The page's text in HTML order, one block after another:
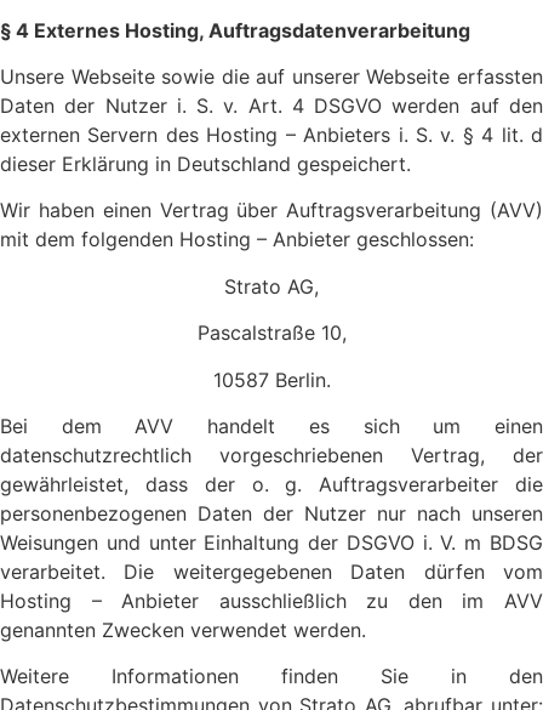
§ 4 Externes Hosting, Auftragsdatenverarbeitung
Unsere Webseite sowie die auf unserer Webseite erfassten
Daten der Nutzer i. S. v. Art. 4 DSGVO werden auf den
externen Servern des Hosting – Anbieters i. S. v. § 4 lit. d
dieser Erklärung in Deutschland gespeichert.
Wir haben einen Vertrag über Auftragsverarbeitung (AVV)
mit dem folgenden Hosting – Anbieter geschlossen:
Strato AG,
Pascalstraße 10,
10587 Berlin.
Bei dem AVV handelt es sich um einen
datenschutzrechtlich vorgeschriebenen Vertrag, der
gewährleistet, dass der o. g. Auftragsverarbeiter die
personenbezogenen Daten der Nutzer nur nach unseren
Weisungen und unter Einhaltung der DSGVO i. V. m BDSG
verarbeitet. Die weitergegebenen Daten dürfen vom
Hosting – Anbieter ausschließlich zu den im AVV
genannten Zwecken verwendet werden.
Weitere Informationen finden Sie in den